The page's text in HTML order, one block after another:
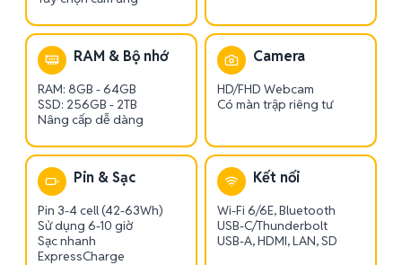
RAM & Bộ nhớ
RAM: 8GB - 64GB
SSD: 256GB - 2TB
Nâng cấp dễ dàng
Camera
HD/FHD Webcam
Có màn trập riêng tư
Pin & Sạc
Pin 3-4 cell (42-63Wh)
Sử dụng 6-10 giờ
Sạc nhanh
ExpressCharge
Kết nối
Wi-Fi 6/6E, Bluetooth
USB-C/Thunderbolt
USB-A, HDMI, LAN, SD